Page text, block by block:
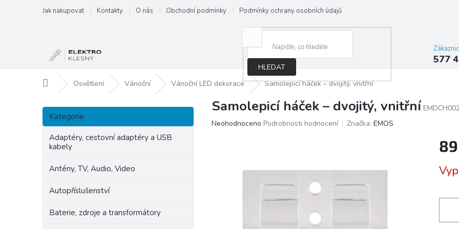
obsah
Jak nakupovat Kontakty O nás Obchodní podmínky Podmínky ochrany osobních údajů
HLEDAT
577
Domů Osvětlení Vánoční Vánoční LED dekorace Samolepicí háček – dvojitý, vnitřní
P
s
Přeskočit
kategorie
Kategorie
Adaptéry, cestovní adaptéry a USB
kabely
Antény, TV, Audio, Video
Autopříslušenství
Baterie, zdroje a transformátory
Samolepicí háček – dvojitý, vnitřní
Průměrné
Neohodnoceno Podrobnosti hodnocení Značka: EMOS
cena: